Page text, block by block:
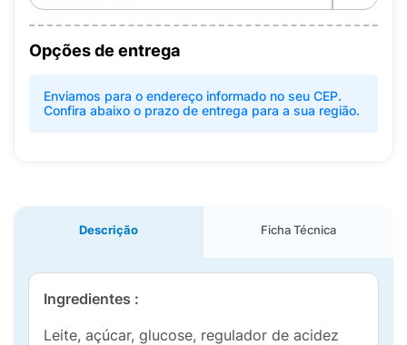
Opções de entrega
Enviamos para o endereço informado no seu CEP.
Confira abaixo o prazo de entrega para a sua região.
Descrição Ficha Técnica
Ingredientes :
Leite, açúcar, glucose, regulador de acidez